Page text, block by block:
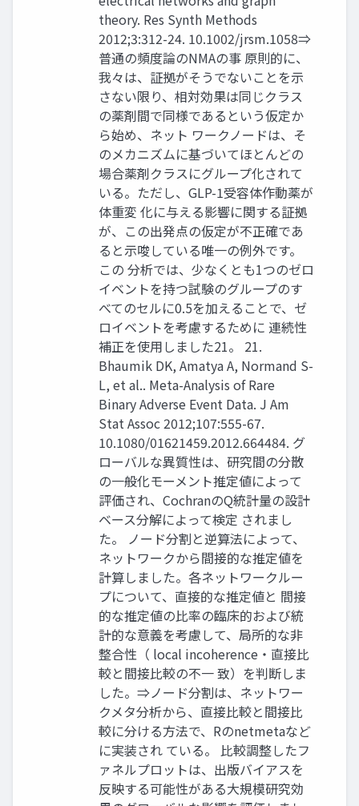
theory. Res Synth Methods
2012;3:312-24. 10.1002/jrsm.1058⇒
普通の頻度論のNMAの事 原則的に、
我々は、証拠がそうでないことを示
さない限り、相対効果は同じクラス
の薬剤間で同様であるという仮定か
ら始め、ネット ワークノードは、そ
のメカニズムに基づいてほとんどの
場合薬剤クラスにグループ化されて
いる。ただし、GLP-1受容体作動薬が
体重変 化に与える影響に関する証拠
が、この出発点の仮定が不正確であ
ると示唆している唯一の例外です。
この 分析では、少なくとも1つのゼロ
イベントを持つ試験のグループのす
べてのセルに0.5を加えることで、ゼ
ロイベントを考慮するために 連続性
補正を使用しました21。 21.
Bhaumik DK, Amatya A, Normand S-
L, et al.. Meta-Analysis of Rare
Binary Adverse Event Data. J Am
Stat Assoc 2012;107:555-67.
10.1080/01621459.2012.664484. グ
ローバルな異質性は、研究間の分散
の一般化モーメント推定値によって
評価され、CochranのQ統計量の設計
ベース分解によって検定 されまし
た。 ノード分割と逆算法によって、
ネットワークから間接的な推定値を
計算しました。各ネットワークルー
プについて、直接的な推定値と 間接
的な推定値の比率の臨床的および統
計的な意義を考慮して、局所的な非
整合性（ local incoherence・直接比
較と間接比較の不一 致）を判断しま
した。⇒ノード分割は、ネットワー
クメタ分析から、直接比較と間接比
較に分ける方法で、Rのnetmetaなど
に実装され ている。 比較調整したフ
ァネルプロットは、出版バイアスを
反映する可能性がある大規模研究効